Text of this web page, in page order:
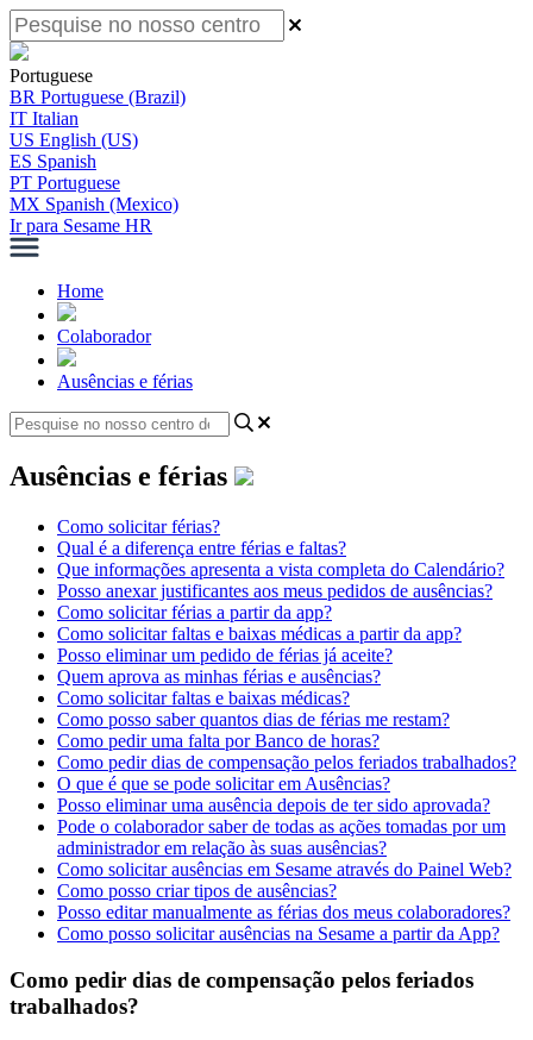
Portuguese
BR Portuguese (Brazil)
IT Italian
US English (US)
ES Spanish
PT Portuguese
MX Spanish (Mexico)
Ir para Sesame HR
Home
Colaborador
Ausências e férias
Ausências e férias
Como solicitar férias?
Qual é a diferença entre férias e faltas?
Que informações apresenta a vista completa do Calendário?
Posso anexar justificantes aos meus pedidos de ausências?
Como solicitar férias a partir da app?
Como solicitar faltas e baixas médicas a partir da app?
Posso eliminar um pedido de férias já aceite?
Quem aprova as minhas férias e ausências?
Como solicitar faltas e baixas médicas?
Como posso saber quantos dias de férias me restam?
Como pedir uma falta por Banco de horas?
Como pedir dias de compensação pelos feriados trabalhados?
O que é que se pode solicitar em Ausências?
Posso eliminar uma ausência depois de ter sido aprovada?
Pode o colaborador saber de todas as ações tomadas por um
administrador em relação às suas ausências?
Como solicitar ausências em Sesame através do Painel Web?
Como posso criar tipos de ausências?
Posso editar manualmente as férias dos meus colaboradores?
Como posso solicitar ausências na Sesame a partir da App?
Como pedir dias de compensação pelos feriados
trabalhados?